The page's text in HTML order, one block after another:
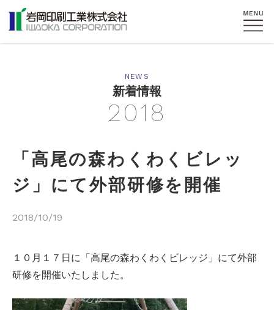
NEWS
新着情報
2018
「高尾の森わくわくビレッ
ジ」にて外部研修を開催
2018/10/19
１０月１７日に「高尾の森わくわくビレッジ」にて外部
研修を開催いたしました。